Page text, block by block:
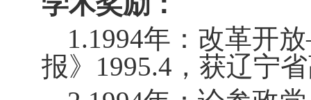
1.1994年：改革开
报》 1995.4 ，获辽宁